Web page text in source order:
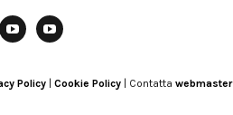
Modena
Policy Cookie Policy | Contatta webmaster